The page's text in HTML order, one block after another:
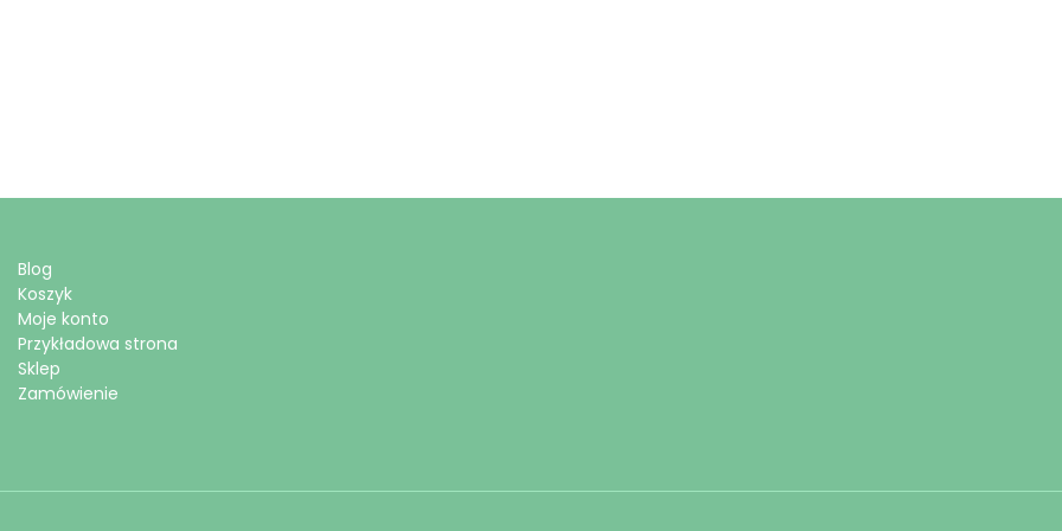
Blog
Koszyk
Moje konto
Przykładowa strona
Sklep
Zamówienie